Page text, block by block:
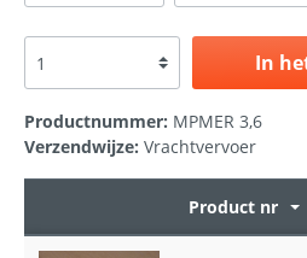
In
Productnummer: MPMER 3,6
Verzendwijze: Vrachtvervoer
Product nr